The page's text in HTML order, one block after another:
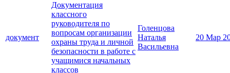
документ
Документация
классного
руководителя по
вопросам организации
охраны труда и личной
безопасности в работе с
учащимися начальных
классов
Голенцова
Наталья
Васильевна
20 Мар